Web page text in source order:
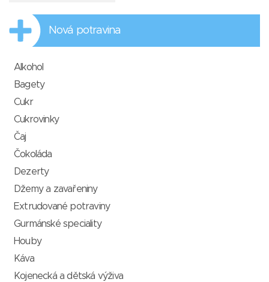
Nová potravina
Alkohol
Bagety
Cukr
Cukrovinky
Čaj
Čokoláda
Dezerty
Džemy a zavařeniny
Extrudované potraviny
Gurmánské speciality
Houby
Káva
Kojenecká a dětská výživa